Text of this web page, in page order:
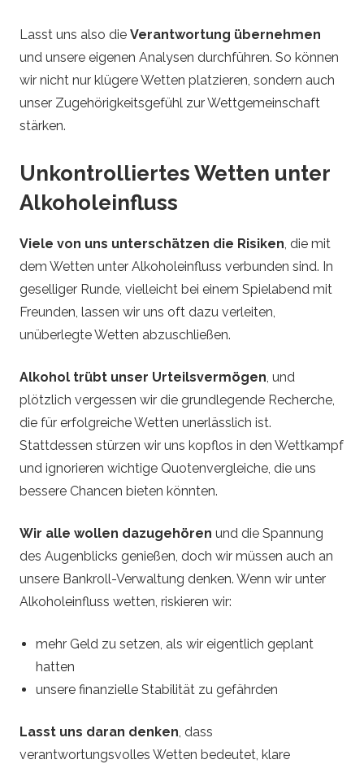
Lasst uns also die Verantwortung übernehmen
und unsere eigenen Analysen durchführen. So können
wir nicht nur klügere Wetten platzieren, sondern auch
unser Zugehörigkeitsgefühl zur Wettgemeinschaft
stärken.
Unkontrolliertes Wetten unter
Alkoholeinfluss
Viele von uns unterschätzen die Risiken, die mit
dem Wetten unter Alkoholeinfluss verbunden sind. In
geselliger Runde, vielleicht bei einem Spielabend mit
Freunden, lassen wir uns oft dazu verleiten,
unüberlegte Wetten abzuschließen.
Alkohol trübt unser Urteilsvermögen, und
plötzlich vergessen wir die grundlegende Recherche,
die für erfolgreiche Wetten unerlässlich ist.
Stattdessen stürzen wir uns kopflos in den Wettkampf
und ignorieren wichtige Quotenvergleiche, die uns
bessere Chancen bieten könnten.
Wir alle wollen dazugehören und die Spannung
des Augenblicks genießen, doch wir müssen auch an
unsere Bankroll-Verwaltung denken. Wenn wir unter
Alkoholeinfluss wetten, riskieren wir:
mehr Geld zu setzen, als wir eigentlich geplant
hatten
unsere finanzielle Stabilität zu gefährden
Lasst uns daran denken, dass
verantwortungsvolles Wetten bedeutet, klare